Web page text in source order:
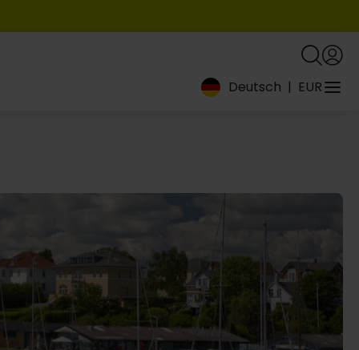
Deutsch | EUR